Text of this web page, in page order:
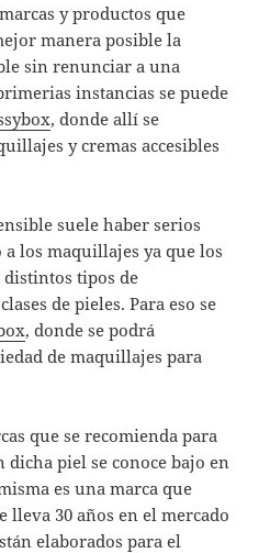
y productos que
manera posible la
sin renunciar a una
instancias se puede
, donde allí se
y cremas accesibles
suele haber serios
los maquillajes ya que los
tipos de
de pieles. Para eso se
, donde se podrá
de maquillajes para
que se recomienda para
dicha piel se conoce bajo en
es una marca que
30 años en el mercado
elaborados para el